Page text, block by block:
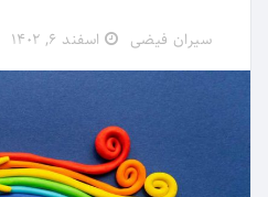
سیران فیضی اسفند ۶, ۱۴۰۲